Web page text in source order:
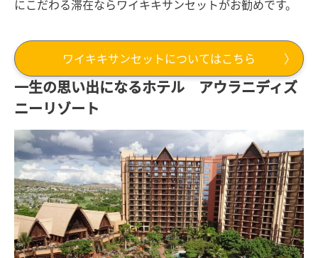
にこだわる滞在ならワイキキサンセットがお勧めです。
ワイキキサンセットについてはこちら
一生の思い出になるホテル アウラニディズ
ニーリゾート